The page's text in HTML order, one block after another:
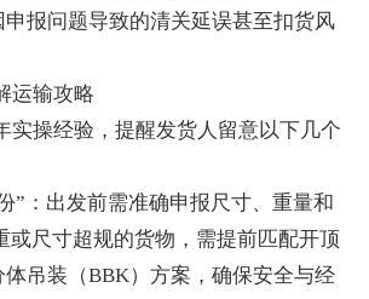
报问题导致的清关延误甚至扣货风
运输攻略
实操经验，提醒发货人留意以下几个
”：出发前需准确申报尺寸、重量和
或尺寸超规的货物，需提前匹配开顶
吊装（BBK）方案，确保安全与经